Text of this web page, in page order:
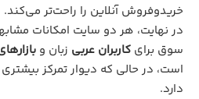
خریدوفروش آنلاین را راحت‌تر می‌کند.
در نهایت، هر دو سایت امکانات
سوق برای کاربران عربی زبان و
است، در حالی که دیوار تمرکز
دارد.